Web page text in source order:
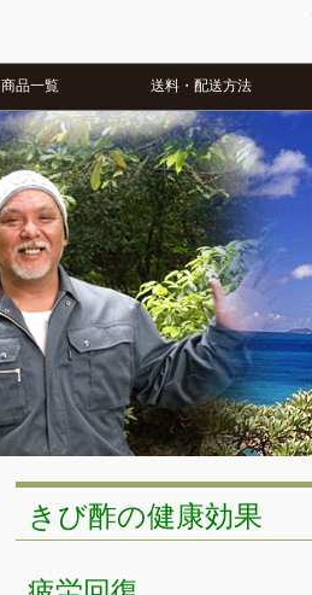
商品一覧 送料・配送方法
きび酢の健康効果